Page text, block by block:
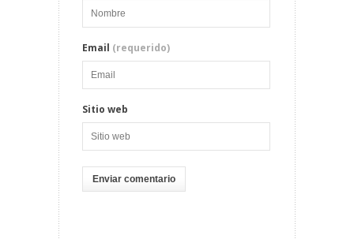
Email (requerido)
Sitio web